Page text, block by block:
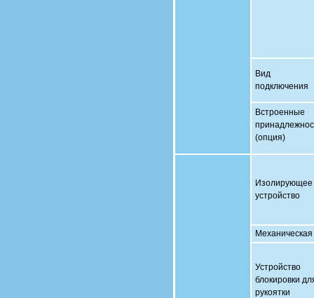
Вид
подключения
Встроенные
(опция)
Изолирующее
устройство
Устройство
блокировки
рукоятки